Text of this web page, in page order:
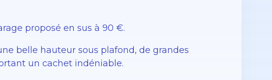
proposé en sus à 90 €.
belle hauteur sous plafond, de grandes
un cachet indéniable.